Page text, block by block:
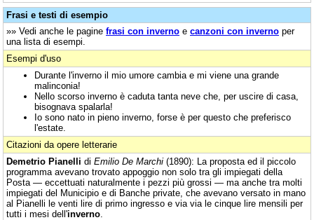
Frasi e testi di esempio
»» Vedi anche le pagine frasi con inverno e canzoni con inverno per
una lista di esempi.
Esempi d'uso
Durante l'inverno il mio umore cambia e mi viene una grande
malinconia!
Nello scorso inverno è caduta tanta neve che, per uscire di casa,
bisognava spalarla!
Io sono nato in pieno inverno, forse è per questo che preferisco
l'estate.
Citazioni da opere letterarie
Demetrio Pianelli di Emilio De Marchi (1890): La proposta ed il piccolo
programma avevano trovato appoggio non solo tra gli impiegati della
Posta — eccettuati naturalmente i pezzi più grossi — ma anche tra molti
impiegati del Municipio e di Banche private, che avevano versato in mano
al Pianelli le venti lire di primo ingresso e via via le cinque lire mensili per
tutti i mesi dell'inverno